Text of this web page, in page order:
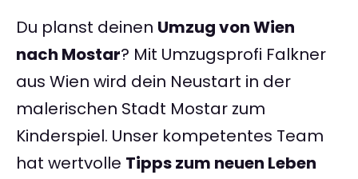
Du planst deinen Umzug von Wien
nach Mostar? Mit Umzugsprofi Falkner
aus Wien wird dein Neustart in der
malerischen Stadt Mostar zum
Kinderspiel. Unser kompetentes Team
hat wertvolle Tipps zum neuen Leben